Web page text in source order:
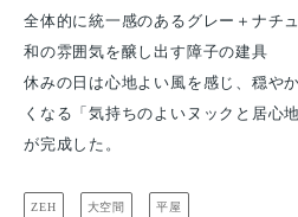
全体的に統一感のあるグレー＋ナチ
和の雰囲気を醸し出す障子の建具
休みの日は心地よい風を感じ、穏や
くなる「気持ちのよいヌックと居心
が完成した。
ZEH 大空間 平屋